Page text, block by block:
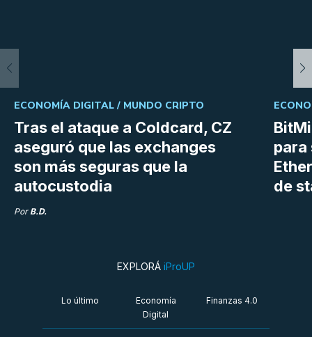
Tras el ataque a Coldcard, CZ
aseguró que las exchanges
son más seguras que la
autocustodia
ECONOMÍA DIGITAL / MUNDO CRIPTO
Por B.D.
para
de
EXPLORÁ iProUP
Lo último
Economía
Digital
Finanzas 4.0